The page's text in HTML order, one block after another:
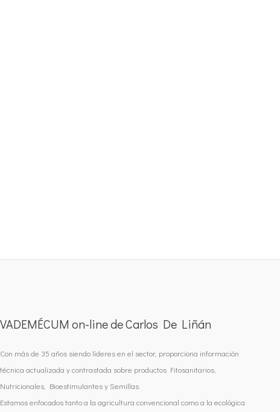
VADEMÉCUM on-line de Carlos De Liñán
Con más de 35 años siendo líderes en el sector, proporciona información
técnica actualizada y contrastada sobre productos Fitosanitarios,
Nutricionales, Bioestimulantes y Semillas.
Estamos enfocados tanto a la agricultura convencional como a la ecológica